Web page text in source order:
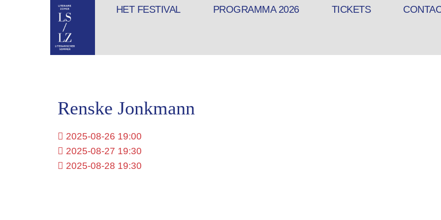
HET FESTIVAL PROGRAMMA 2026 TICKETS
Renske Jonkmann
2025-08-26 19:00
2025-08-27 19:30
2025-08-28 19:30